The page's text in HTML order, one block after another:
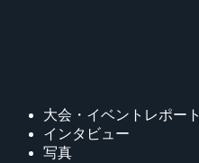
大会・イベントレポート
インタビュー
写真